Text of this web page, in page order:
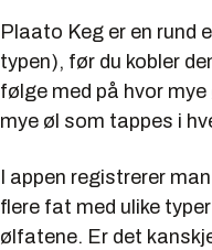
Plaato Keg er en
typen), før du kobler
følge med på hvor
mye øl som tappes i
I appen registrerer
flere fat med ulike
ølfatene. Er det